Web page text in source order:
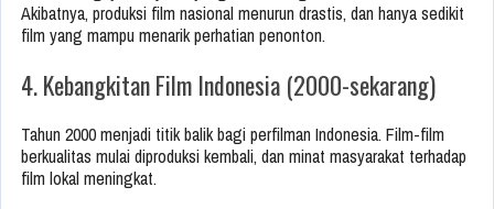
Akibatnya, produksi film nasional menurun drastis, dan hanya sedikit
film yang mampu menarik perhatian penonton.
4. Kebangkitan Film Indonesia (2000-sekarang)
Tahun 2000 menjadi titik balik bagi perfilman Indonesia. Film-film
berkualitas mulai diproduksi kembali, dan minat masyarakat terhadap
film lokal meningkat.